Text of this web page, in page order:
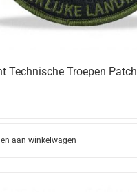
Technische Troepen Patch
aan winkelwagen